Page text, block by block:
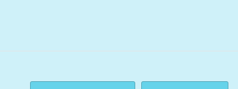
Valuta Taal